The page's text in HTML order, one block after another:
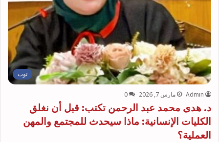
توب
Admin مارس 7, 2026 0
د. هدى محمد عبد الرحمن تكتب: قبل أن نغلق
الكليات الإنسانية: ماذا سيحدث للمجتمع والمهن
العملية؟